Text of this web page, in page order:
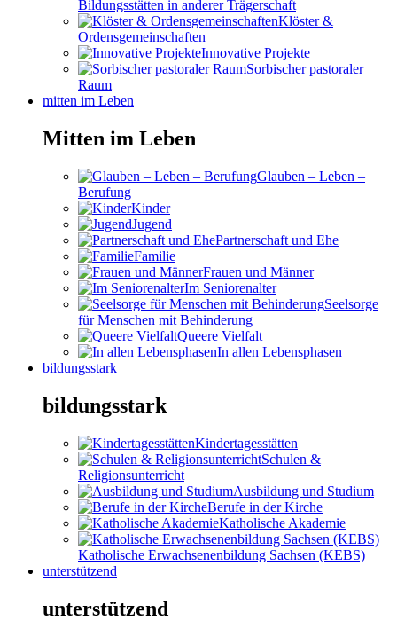
Bildungsstätten in anderer Trägerschaft
Klöster &
Ordensgemeinschaften
Innovative Projekte
Sorbischer pastoraler
Raum
mitten im Leben
Mitten im Leben
Glauben – Leben –
Berufung
Kinder
Jugend
Partnerschaft und Ehe
Familie
Frauen und Männer
Im Seniorenalter
Seelsorge
für Menschen mit Behinderung
Queere Vielfalt
In allen Lebensphasen
bildungsstark
bildungsstark
Kindertagesstätten
Schulen &
Religionsunterricht
Ausbildung und Studium
Berufe in der Kirche
Katholische Akademie
Katholische Erwachsenenbildung Sachsen (KEBS)
unterstützend
unterstützend